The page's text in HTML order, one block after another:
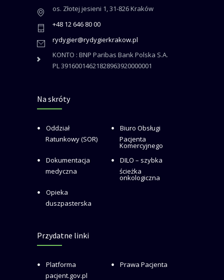
os. Złotej jesieni 1, 31-826 Kraków
+48 12 646 80 00
rydygier@rydygierkrakow.pl
KONTO : BNP Paribas Bank Polska S.A.
PL 39160014621828963920000001
Na skróty
Oddział
Ratunkowy (SOR)
Biuro Obsługi
Pacjenta
Komercyjnego
Dokumentacja
medyczna
DILO – szybka
ścieżka
onkologiczna
Opieka
duszpasterska
Przydatne linki
Platforma
pacjent.gov.pl
Prawa Pacjenta